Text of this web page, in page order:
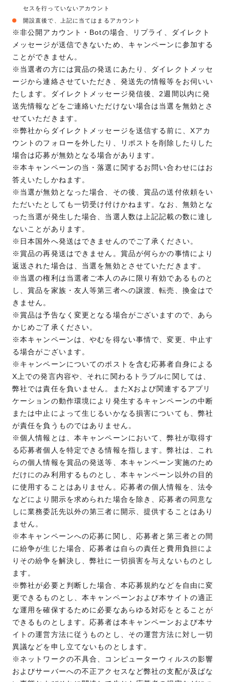
セスを行っていないアカウント
開設直後で、上記に当てはまるアカウント
※非公開アカウント・Botの場合、リプライ、ダイレクト
メッセージが送信できないため、キャンペーンに参加する
ことができません。
※当選者の方には賞品の発送にあたり、ダイレクトメッセ
ージから連絡させていただき、発送先の情報等をお伺いい
たします。ダイレクトメッセージ発信後、2週間以内に発
送先情報などをご連絡いただけない場合は当選を無効とさ
せていただきます。
※弊社からダイレクトメッセージを送信する前に、Xアカ
ウントのフォローを外したり、リポストを削除したりした
場合は応募が無効となる場合があります。
※本キャンペーンの当・落選に関するお問い合わせにはお
答えいたしかねます。
※当選が無効となった場合、その後、賞品の送付依頼をい
ただいたとしても一切受け付けかねます。なお、無効とな
った当選が発生した場合、当選人数は上記記載の数に達し
ないことがあります。
※日本国外へ発送はできませんのでご了承ください。
※賞品の再発送はできません。賞品が何らかの事情により
返送された場合は、当選を無効とさせていただきます。
※当選の権利は当選者ご本人のみに限り有効であるものと
し、賞品を家族・友人等第三者への譲渡、転売、換金はで
きません。
※賞品は予告なく変更となる場合がございますので、あら
かじめご了承ください。
※本キャンペーンは、やむを得ない事情で、変更、中止す
る場合がございます。
※キャンペーンについてのポストを含む応募者自身による
X上での発言内容や、それに関わるトラブルに関しては、
弊社では責任を負いません。またXおよび関連するアプリ
ケーションの動作環境により発生するキャンペーンの中断
または中止によって生じるいかなる損害についても、弊社
が責任を負うものではありません。
※個人情報とは、本キャンペーンにおいて、弊社が取得す
る応募者個人を特定できる情報を指します。弊社は、これ
らの個人情報を賞品の発送等、本キャンペーン実施のため
だけにのみ利用するものとし、本キャンペーン以外の目的
に使用することはありません。応募者の個人情報を、法令
などにより開示を求められた場合を除き、応募者の同意な
しに業務委託先以外の第三者に開示、提供することはあり
ません。
※本キャンペーンへの応募に関し、応募者と第三者との間
に紛争が生じた場合、応募者は自らの責任と費用負担によ
りその紛争を解決し、弊社に一切損害を与えないものとし
ます。
※弊社が必要と判断した場合、本応募規約などを自由に変
更できるものとし、本キャンペーンおよび本サイトの適正
な運用を確保するために必要なあらゆる対応をとることが
できるものとします。応募者は本キャンペーンおよび本サ
イトの運営方法に従うものとし、その運営方法に対し一切
異議などを申し立てないものとします。
※ネットワークの不具合、コンピューターウィルスの影響
およびサーバーへの不正アクセスなど弊社の支配が及ばな